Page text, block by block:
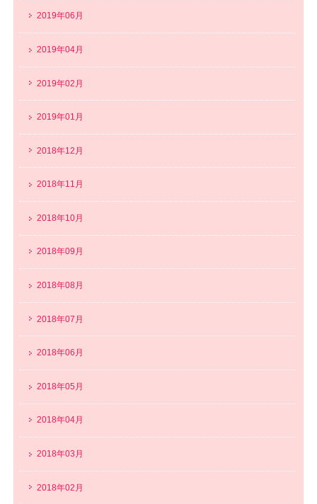
2019年06月
2019年04月
2019年02月
2019年01月
2018年12月
2018年11月
2018年10月
2018年09月
2018年08月
2018年07月
2018年06月
2018年05月
2018年04月
2018年03月
2018年02月